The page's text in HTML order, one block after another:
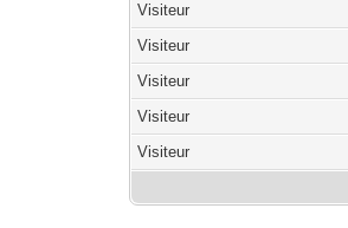
Visiteur
Visiteur
Visiteur
Visiteur
Visiteur